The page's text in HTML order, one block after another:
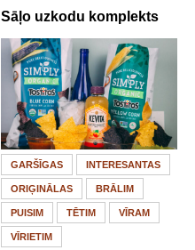
Sāļo uzkodu komplekts
GARŠĪGAS INTERESANTAS
ORIĢINĀLAS BRĀLIM
PUISIM TĒTIM VĪRAM
VĪRIETIM